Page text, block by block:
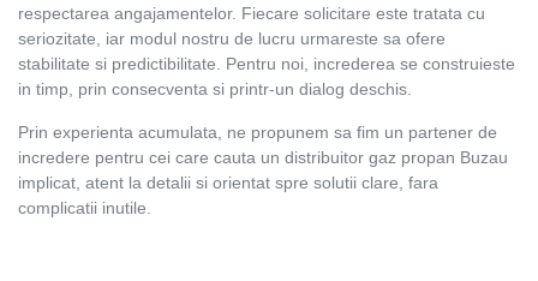
respectarea angajamentelor. Fiecare solicitare este tratata cu
seriozitate, iar modul nostru de lucru urmareste sa ofere
stabilitate si predictibilitate. Pentru noi, increderea se construieste
in timp, prin consecventa si printr-un dialog deschis.
Prin experienta acumulata, ne propunem sa fim un partener de
incredere pentru cei care cauta un distribuitor gaz propan Buzau
implicat, atent la detalii si orientat spre solutii clare, fara
complicatii inutile.